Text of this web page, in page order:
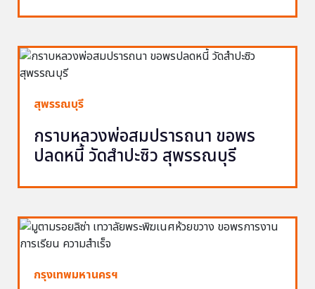
สุพรรณบุรี
กราบหลวงพ่อสมปรารถนา ขอพร
ปลดหนี้ วัดสำปะซิว สุพรรณบุรี
กรุงเทพมหานครฯ